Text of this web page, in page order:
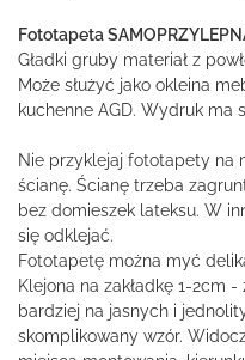
Fototapeta
Gładki gruby materiał z
Może służyć jako okleina
kuchenne AGD. Wydruk ma
Nie przyklejaj fototapety na
ścianę. Ścianę trzeba
bez domieszek lateksu. W
się odklejać.
Fototapetę można myć
Klejona na zakładkę 1-2cm
bardziej na jasnych i
skomplikowany wzór.